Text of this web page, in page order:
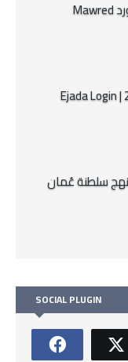
رابط نظام مورد | تسجيل الدخول إلى مورد Mawred
تسجيل دخول إجادة سلطنة عمان 2026 | Ejada Login
سلطنة عُمان
SOCIAL PLUGIN